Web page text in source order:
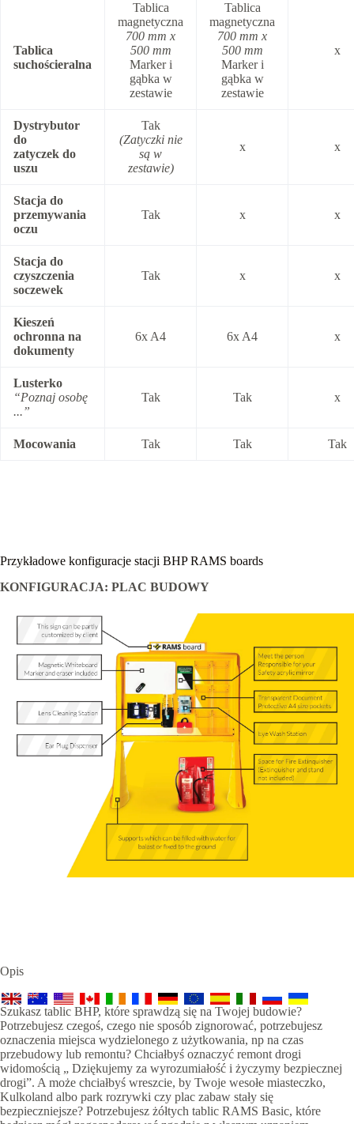
Tablica
suchościeralna
Tablica
magnetyczna
700 mm x
500 mm
Marker i
gąbka w
zestawie
Tablica
magnetyczna
700 mm x
500 mm
Marker i
gąbka w
zestawie
x
Dystrybutor
do
zatyczek do
uszu
Tak
(Zatyczki nie
są w
zestawie)
x x
Stacja do
przemywania
oczu
Tak x x
Stacja do
czyszczenia
soczewek
Tak x x
Kieszeń
ochronna na
dokumenty
6x A4 6x A4 x
Lusterko
“Poznaj osobę
...”
Tak Tak x
Mocowania Tak Tak Tak
Przykładowe konfiguracje stacji BHP RAMS boards
KONFIGURACJA: PLAC BUDOWY
Opis
Szukasz tablic BHP, które sprawdzą się na Twojej budowie?
Potrzebujesz czegoś, czego nie sposób zignorować, potrzebujesz
oznaczenia miejsca wydzielonego z użytkowania, np na czas
przebudowy lub remontu? Chciałbyś oznaczyć remont drogi
widomością „ Dziękujemy za wyrozumiałość i życzymy bezpiecznej
drogi”. A może chciałbyś wreszcie, by Twoje wesołe miasteczko,
Kulkoland albo park rozrywki czy plac zabaw stały się
bezpieczniejsze? Potrzebujesz żółtych tablic RAMS Basic, które